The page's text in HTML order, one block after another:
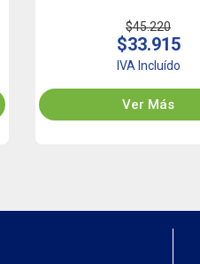
$45.220
$33.915
IVA Incluído
Ver Más